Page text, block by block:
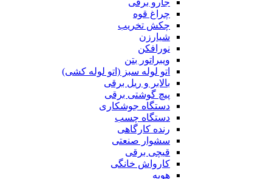
چراغ قوه
چکش تخریب
شیارزن
نورافکن
ویبراتور بتن
اتو لوله سبز (اتو لوله کشی)
بالابر و ریل برقی
پیچ گوشتی برقی
دستگاه جوشکاری
دستگاه چسب
رنده کارگاهی
سشوار صنعتی
قیچی برقی
کارواش خانگی
هویه